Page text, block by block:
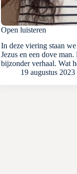
Open luisteren
In deze viering staan
Jezus en een dove
bijzonder verhaal. Wat
19 augustus 2023